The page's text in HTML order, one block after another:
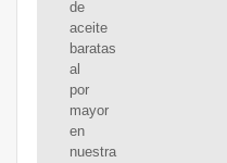
de
aceite
baratas
al
por
mayor
en
nuestra